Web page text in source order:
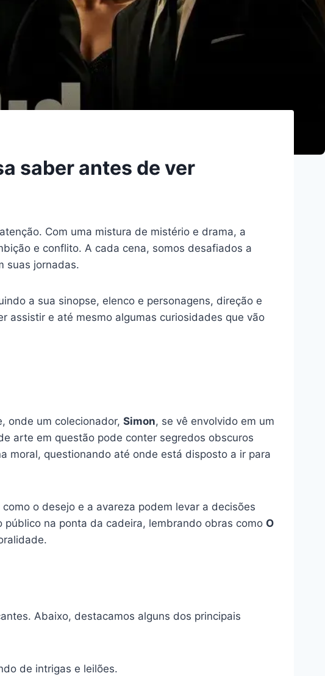
saber antes de ver
Com uma mistura de mistério e drama, a
e conflito. A cada cena, somos desafiados a
suas jornadas.
a sua sinopse, elenco e personagens, direção e
assistir e até mesmo algumas curiosidades que vão
onde um colecionador, Simon, se vê envolvido em um
arte em questão pode conter segredos obscuros
moral, questionando até onde está disposto a ir para
o desejo e a avareza podem levar a decisões
público na ponta da cadeira, lembrando obras como O
Abaixo, destacamos alguns dos principais
de intrigas e leilões.